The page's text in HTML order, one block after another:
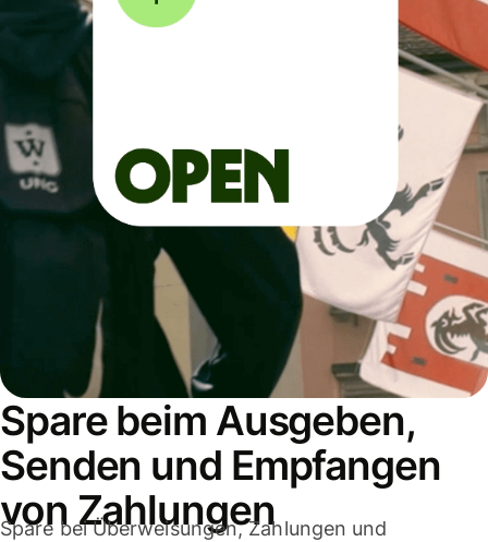
Spare beim Ausgeben,
Senden und Empfangen
von Zahlungen
Spare bei Überweisungen, Zahlungen und